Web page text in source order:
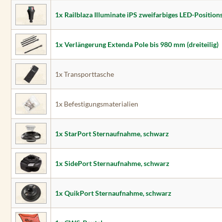
1x Railblaza Illuminate iPS zweifarbiges LED-
1x Verlängerung Extenda Pole bis 980 mm (dreiteilig)
1x Transporttasche
1x Befestigungsmaterialien
1x StarPort Sternaufnahme, schwarz
1x SidePort Sternaufnahme, schwarz
1x QuikPort Sternaufnahme, schwarz